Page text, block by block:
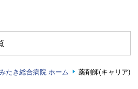
たき総合病院 ホーム 薬剤師(キャリア)